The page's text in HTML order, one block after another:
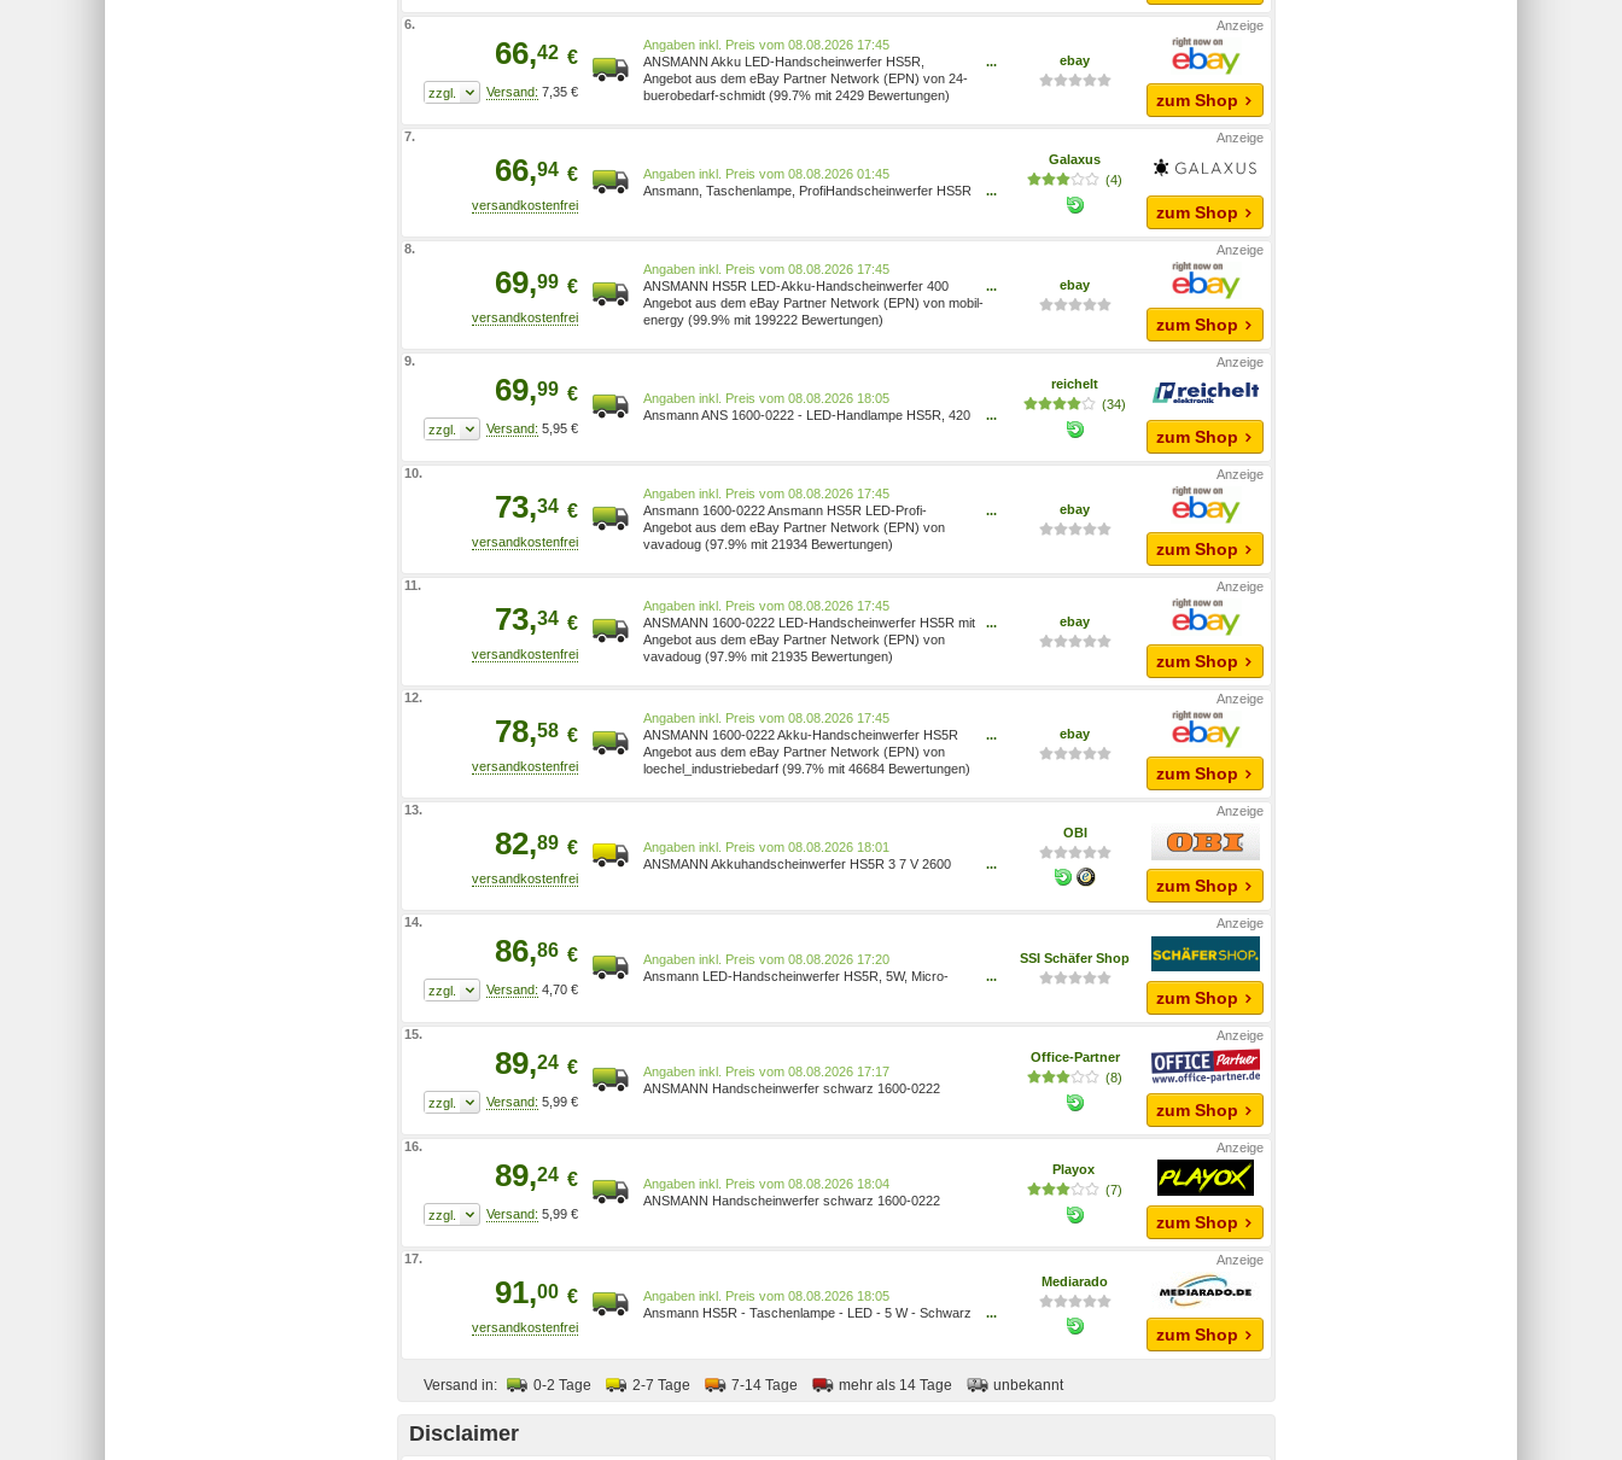
6.
66,42 €
7,35 €
Preis vom 08.08.2026 17:45
ANSMANN Akku LED-Handscheinwerfer HS5R,
schwarz 4013674139828
...
Angebot aus dem eBay Partner Network (EPN) von 24-
buerobedarf-schmidt (99.7% mit 2429 Bewertungen)
ebay
zum Shop
7.
66,94 €
Preis vom 08.08.2026 01:45
Ansmann, Taschenlampe, ProfiHandscheinwerfer HS5R
...
Galaxus
(4)
zum Shop
8.
69,99 €
Preis vom 08.08.2026 17:45
ANSMANN HS5R LED-Akku-Handscheinwerfer 400
Lumen dimmbar & aufladbar via USB 1600-0222
...
Angebot aus dem eBay Partner Network (EPN) von mobil-
energy (99.9% mit 199222 Bewertungen)
ebay
zum Shop
9.
69,99 €
5,95 €
Preis vom 08.08.2026 18:05
Ansmann ANS 1600-0222 - LED-Handlampe HS5R, 420
...
reichelt
(34)
zum Shop
10.
73,34 €
Preis vom 08.08.2026 17:45
Ansmann 1600-0222 Ansmann HS5R LED-Profi-
Handscheinwerfer
...
Angebot aus dem eBay Partner Network (EPN) von
vavadoug (97.9% mit 21934 Bewertungen)
ebay
zum Shop
11.
73,34 €
Preis vom 08.08.2026 17:45
ANSMANN 1600-0222 LED-Handscheinwerfer HS5R mit
integriertem Akku
...
Angebot aus dem eBay Partner Network (EPN) von
vavadoug (97.9% mit 21935 Bewertungen)
ebay
zum Shop
12.
78,58 €
Preis vom 08.08.2026 17:45
ANSMANN 1600-0222 Akku-Handscheinwerfer HS5R
3,7 V 2600 mAh Li-Ion 5 W 420 lm La
...
Angebot aus dem eBay Partner Network (EPN) von
loechel_industriebedarf (99.7% mit 46684 Bewertungen)
ebay
zum Shop
13.
82,89 €
Preis vom 08.08.2026 18:01
ANSMANN Akkuhandscheinwerfer HS5R 3 7 V 2600
...
OBI
zum Shop
14.
86,86 €
4,70 €
Preis vom 08.08.2026 17:20
Ansmann LED-Handscheinwerfer HS5R, 5W, Micro-
...
SSI Schäfer Shop
zum Shop
15.
89,24 €
5,99 €
Preis vom 08.08.2026 17:17
ANSMANN Handscheinwerfer schwarz 1600-0222
Office-Partner
(8)
zum Shop
16.
89,24 €
5,99 €
Preis vom 08.08.2026 18:04
ANSMANN Handscheinwerfer schwarz 1600-0222
Playox
(7)
zum Shop
17.
91,00 €
Preis vom 08.08.2026 18:05
Ansmann HS5R - Taschenlampe - LED - 5 W - Schwarz
...
Mediarado
zum Shop
Versand in: 0-2 Tage 2-7 Tage 7-14 Tage mehr als 14 Tage unbekannt
Disclaimer